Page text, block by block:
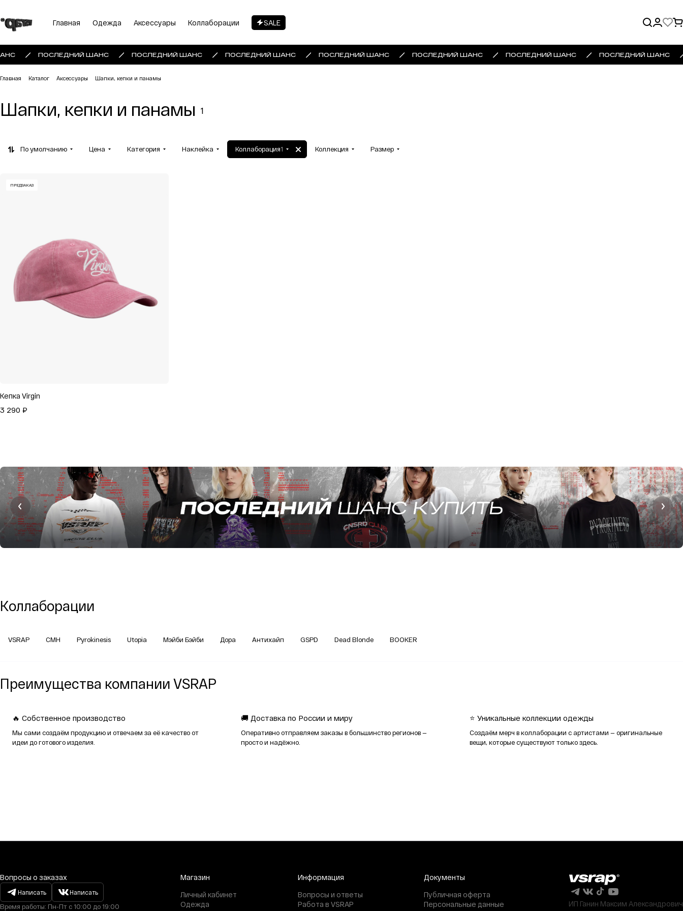
Главная Одежда Аксессуары Коллаборации SALE
ПОСЛЕДНИЙ ШАНС ПОСЛЕДНИЙ ШАНС ПОСЛЕДНИЙ ШАНС ПОСЛЕДНИЙ ШАНС ПОСЛЕДНИЙ ШАНС ПОСЛЕДНИЙ ШАНС ПОСЛЕДНИЙ ШАНС
Главная Каталог Аксессуары Шапки, кепки и панамы
Шапки, кепки и панамы 1
По умолчанию Цена Категория Наклейка Коллаборация1 Коллекция Размер
ПРЕДЗАКАЗ
Кепка Virgin
3 290 ₽
Коллаборации
VSRAP CMH Pyrokinesis Utopia Мэйби Бэйби Дора Антихайп GSPD Dead Blonde BOOKER
Преимущества компании VSRAP
🔥 Собственное производство
Мы сами создаём продукцию и отвечаем за её качество от
идеи до готового изделия.
🚚 Доставка по России и миру
Оперативно отправляем заказы в большинство регионов —
просто и надёжно.
⭐ Уникальные коллекции одежды
Создаём мерч в коллаборации с артистами — оригинальные
вещи, которые существуют только здесь.
Вопросы о заказах
Написать Написать
Время работы: Пн-Пт с 10:00 до 19:00
Магазин
Личный кабинет
Одежда
Информация
Вопросы и ответы
Работа в VSRAP
Документы
Публичная оферта
Персональные данные
ИП Ганин Максим Александрович